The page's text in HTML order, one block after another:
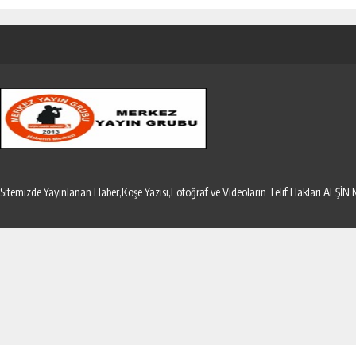
Sitemizde Yayınlanan Haber,Köşe Yazısı,Fotoğraf ve Videoların Telif Hakları